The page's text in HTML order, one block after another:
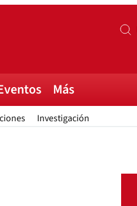
Investigación
Más